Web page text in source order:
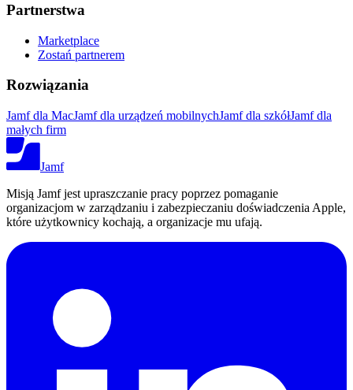
Partnerstwa
Marketplace
Zostań partnerem
Rozwiązania
Jamf dla MacJamf dla urządzeń mobilnychJamf dla szkółJamf dla
małych firm
Jamf
Misją Jamf jest upraszczanie pracy poprzez pomaganie
organizacjom w zarządzaniu i zabezpieczaniu doświadczenia Apple,
które użytkownicy kochają, a organizacje mu ufają.